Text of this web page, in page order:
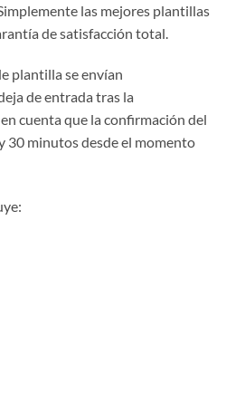
las mejores plantillas
de satisfacción total.
plantilla se envían
de entrada tras la
cuenta que la confirmación del
30 minutos desde el momento